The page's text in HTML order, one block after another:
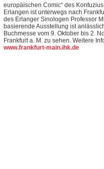
europäischen Comic“ des
Erlangen ist unterwegs nach
des Erlanger Sinologen Professor
basierende Ausstellung ist
Buchmesse vom 9. Oktober bis 2.
Frankfurt a. M. zu sehen. Weitere
www.frankfurt-main.ihk.de